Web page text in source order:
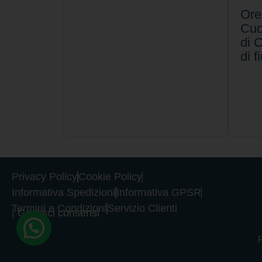
di
di
Privacy PolicyCookie Policy
Informativa Spedizioni Informativa GPSR
Termini e Condizioni Servizio Clienti
| Gestisci consensi